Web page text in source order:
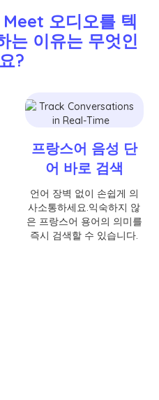
오디오를 텍
는 이유는 무엇인
?
프랑스어 음성 단
어 바로 검색
언어 장벽 없이 손쉽게 의
사소통하세요.익숙하지 않
은 프랑스어 용어의 의미를
즉시 검색할 수 있습니다.